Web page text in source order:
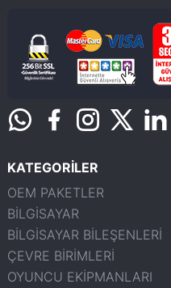
KATEGORİLER
OEM PAKETLER
BİLGİSAYAR
BİLGİSAYAR BİLEŞENLERİ
ÇEVRE BİRİMLERİ
OYUNCU EKİPMANLARI